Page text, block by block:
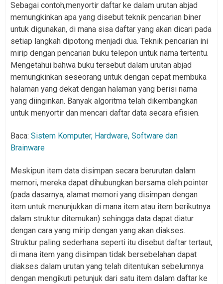
Sebagai contoh,menyortir daftar ke dalam urutan abjad
memungkinkan apa yang disebut teknik pencarian biner
untuk digunakan, di mana sisa daftar yang akan dicari pada
setiap langkah dipotong menjadi dua. Teknik pencarian ini
mirip dengan pencarian buku telepon untuk nama tertentu.
Mengetahui bahwa buku tersebut dalam urutan abjad
memungkinkan seseorang untuk dengan cepat membuka
halaman yang dekat dengan halaman yang berisi nama
yang diinginkan. Banyak algoritma telah dikembangkan
untuk menyortir dan mencari daftar data secara efisien.
Baca: Sistem Komputer, Hardware, Software dan
Brainware
Meskipun item data disimpan secara berurutan dalam
memori, mereka dapat dihubungkan bersama oleh:pointer
(pada dasarnya, alamat memori yang disimpan dengan
item untuk menunjukkan di mana item atau item berikutnya
dalam struktur ditemukan) sehingga data dapat diatur
dengan cara yang mirip dengan yang akan diakses.
Struktur paling sederhana seperti itu disebut daftar tertaut,
di mana item yang disimpan tidak bersebelahan dapat
diakses dalam urutan yang telah ditentukan sebelumnya
dengan mengikuti petunjuk dari satu item dalam daftar ke